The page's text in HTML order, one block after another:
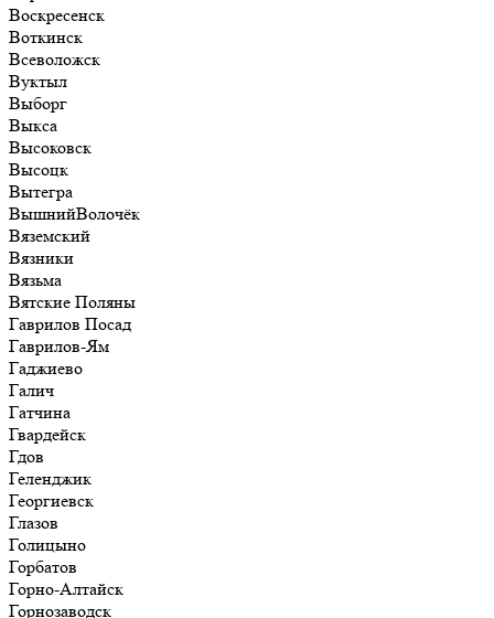
Воскресенск
Воткинск
Всеволожск
Вуктыл
Выборг
Выкса
Высоковск
Высоцк
Вытегра
ВышнийВолочёк
Вяземский
Вязники
Вязьма
Вятские Поляны
Гаврилов Посад
Гаврилов-Ям
Гаджиево
Галич
Гатчина
Гвардейск
Гдов
Геленджик
Георгиевск
Глазов
Голицыно
Горбатов
Горно-Алтайск
Горнозаводск